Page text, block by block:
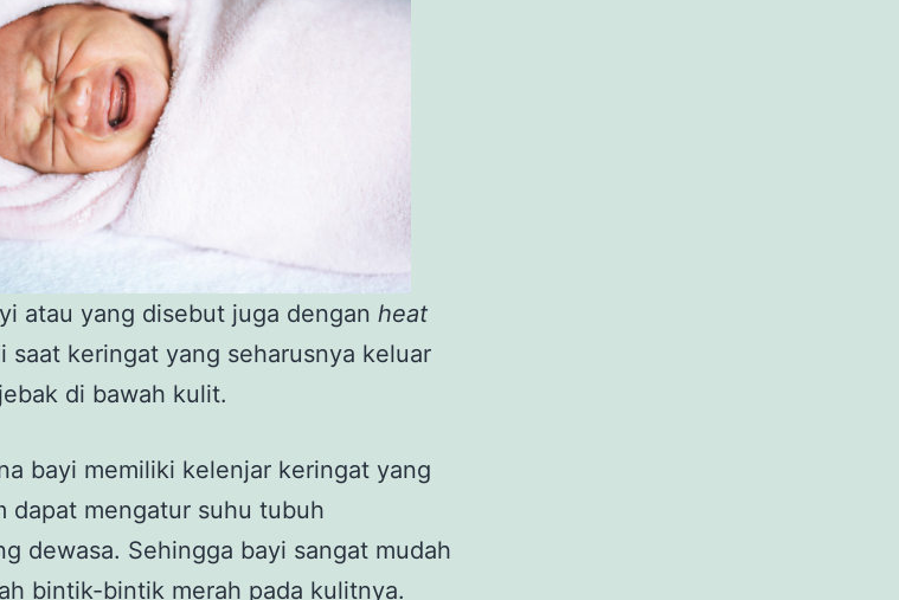
atau yang disebut juga dengan heat
saat keringat yang seharusnya keluar
di bawah kulit.
bayi memiliki kelenjar keringat yang
dapat mengatur suhu tubuh
dewasa. Sehingga bayi sangat mudah
bintik-bintik merah pada kulitnya.